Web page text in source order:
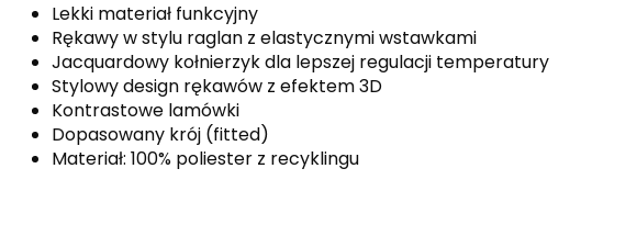
Lekki materiał funkcyjny
Rękawy w stylu raglan z elastycznymi wstawkami
Jacquardowy kołnierzyk dla lepszej regulacji temperatury
Stylowy design rękawów z efektem 3D
Kontrastowe lamówki
Dopasowany krój (fitted)
Materiał: 100% poliester z recyklingu